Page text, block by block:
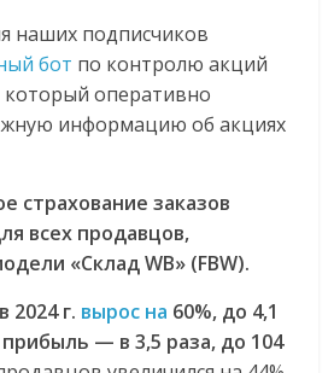
наших подписчиков
бот по контролю акций
который оперативно
информацию об акциях
страхование заказов
всех продавцов,
«Склад WB» (FBW).
2024 г. вырос на 60%, до 4,1
— в 3,5 раза, до 104